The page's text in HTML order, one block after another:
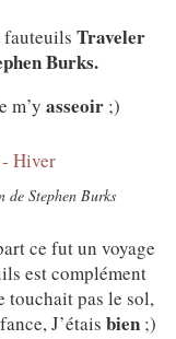
fauteuils Traveler
Burks.
m’y asseoir ;)
Stephen Burks
ce fut un voyage
est complément
touchait pas le sol,
J’étais bien ;)